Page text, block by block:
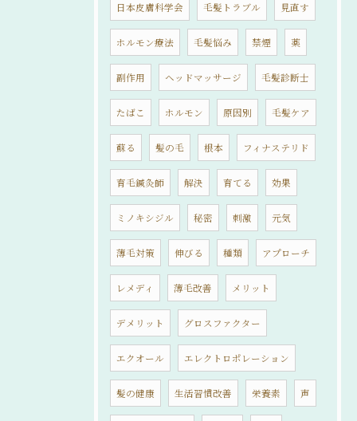
日本皮膚科学会 毛髪トラブル 見直す
ホルモン療法 毛髪悩み 禁煙 薬
副作用 ヘッドマッサージ 毛髪診断士
たばこ ホルモン 原因別 毛髪ケア
蘇る 髪の毛 根本 フィナステリド
育毛鍼灸師 解決 育てる 効果
ミノキシジル 秘密 刺激 元気
薄毛対策 伸びる 種類 アプローチ
レメディ 薄毛改善 メリット
デメリット グロスファクター
エクオール エレクトロポレーション
髪の健康 生活習慣改善 栄養素 声